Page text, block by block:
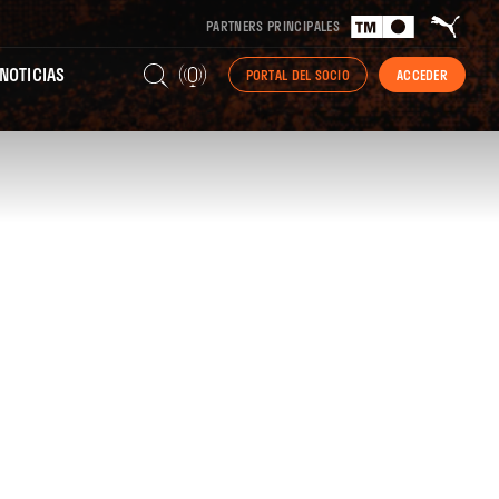
PARTNERS PRINCIPALES
NOTICIAS PORTAL DEL SOCIO ACCEDER